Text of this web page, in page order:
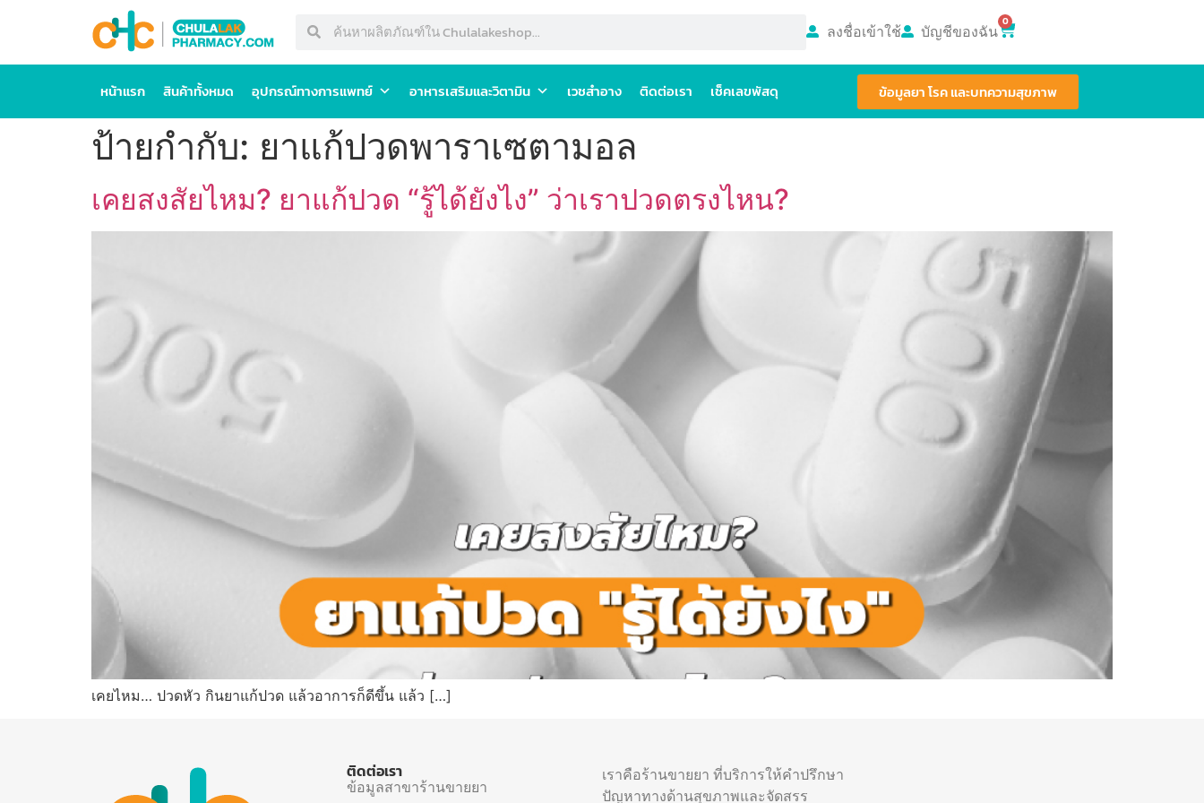
ลงชื่อเข้าใช้ บัญชีของฉัน 0
หน้าแรก สินค้าทั้งหมด อุปกรณ์ทางการแพทย์ อาหารเสริมและวิตามิน เวชสำอาง ติดต่อเรา เช็คเลขพัสดุ ข้อมูลยา โรค และบทความสุขภาพ
ป้ายกำกับ: ยาแก้ปวดพาราเซตามอล
เคยสงสัยไหม? ยาแก้ปวด “รู้ได้ยังไง” ว่าเราปวดตรงไหน?
เคยไหม… ปวดหัว กินยาแก้ปวด แล้วอาการก็ดีขึ้น แล้ว […]
ติดต่อเรา
ข้อมูลสาขาร้านขายยา
เราคือร้านขายยา ที่บริการให้คำปรึกษา
ปัญหาทางด้านสุขภาพและจัดสรร